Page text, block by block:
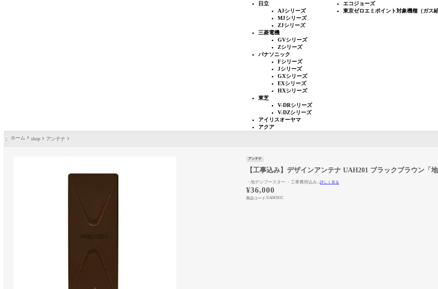
日立
AJシリーズ
MJシリーズ
ZJシリーズ
三菱電機
GVシリーズ
Zシリーズ
パナソニック
Fシリーズ
Jシリーズ
GXシリーズ
EXシリーズ
HXシリーズ
東芝
V-DRシリーズ
V-DZシリーズ
アイリスオーヤマ
アクア
エコジョーズ
東京ゼロエミポイント対象機種（ガス給
 ホーム shop アンテナ
アンテナ
【工事込み】デザインアンテナ UAH201 ブラックブラウン「
・地デジブースター ・工事費用込み... 詳しく見る
¥36,000
商品コード:UAH201C